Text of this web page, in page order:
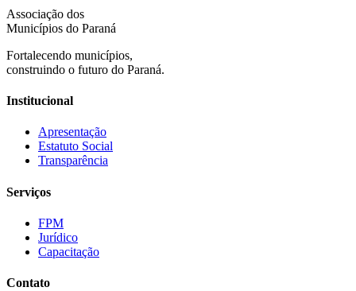
Associação dos
Municípios do Paraná
Fortalecendo municípios,
construindo o futuro do Paraná.
Institucional
Apresentação
Estatuto Social
Transparência
Serviços
FPM
Jurídico
Capacitação
Contato